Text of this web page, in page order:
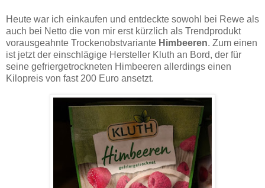
Heute war ich einkaufen und entdeckte sowohl bei Rewe als
auch bei Netto die von mir erst kürzlich als Trendprodukt
vorausgeahnte Trockenobstvariante Himbeeren. Zum einen
ist jetzt der einschlägige Hersteller Kluth an Bord, der für
seine gefriergetrockneten Himbeeren allerdings einen
Kilopreis von fast 200 Euro ansetzt.